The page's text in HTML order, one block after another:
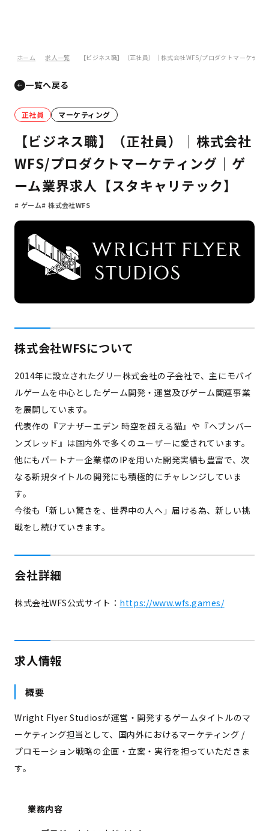
ホーム 求人一覧 【ビジネス職】（正社員）｜株式会社WFS/プロダクトマーケテ
一覧へ戻る
正社員 マーケティング
【ビジネス職】（正社員）｜株式会社
WFS/プロダクトマーケティング｜ゲ
ーム業界求人【スタキャリテック】
ゲーム 株式会社WFS
株式会社WFSについて
2014年に設立されたグリー株式会社の子会社で、主にモバイ
ルゲームを中心としたゲーム開発・運営及びゲーム関連事業
を展開しています。
代表作の『アナザーエデン 時空を超える猫』や『ヘブンバー
ンズレッド』は国内外で多くのユーザーに愛されています。
他にもパートナー企業様のIPを用いた開発実績も豊富で、次
なる新規タイトルの開発にも積極的にチャレンジしていま
す。
今後も「新しい驚きを、世界中の人へ」届ける為、新しい挑
戦をし続けていきます。
会社詳細
株式会社WFS公式サイト： https://www.wfs.games/
求人情報
概要
Wright Flyer Studiosが運営・開発するゲームタイトルのマ
ーケティング担当として、国内外におけるマーケティング /
プロモーション戦略の企画・立案・実行を担っていただきま
す。
業務内容